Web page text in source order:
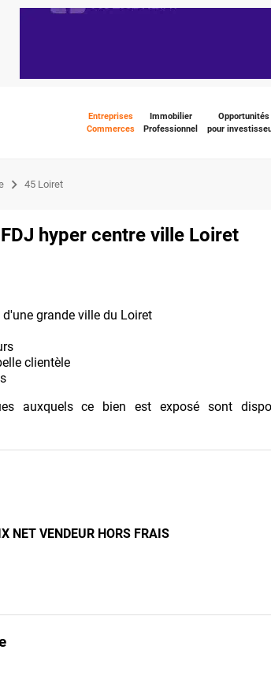
Entreprises
Commerces
Immobilier
Professionnel
Opportunités
pour
45 Loiret
hyper centre ville Loiret
d'une grande ville du Loiret
clientèle
auxquels ce bien est exposé sont
NET VENDEUR HORS FRAIS